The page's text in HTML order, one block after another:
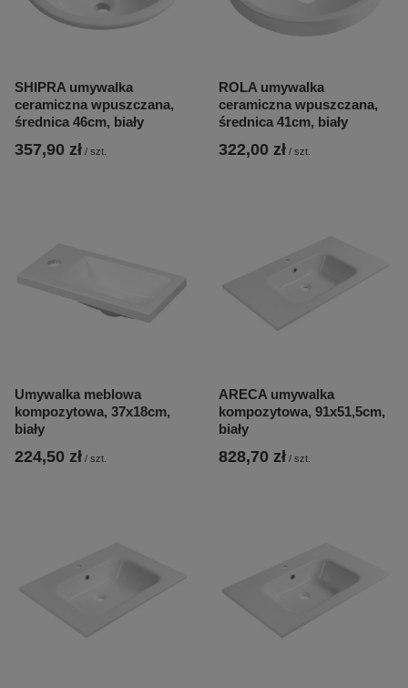
SHIPRA umywalka
ceramiczna wpuszczana,
średnica 46cm, biały
357,90 zł / szt.
ROLA umywalka
ceramiczna wpuszczana,
średnica 41cm, biały
322,00 zł / szt.
Umywalka meblowa
kompozytowa, 37x18cm,
biały
224,50 zł / szt.
ARECA umywalka
kompozytowa, 91x51,5cm,
biały
828,70 zł / szt.